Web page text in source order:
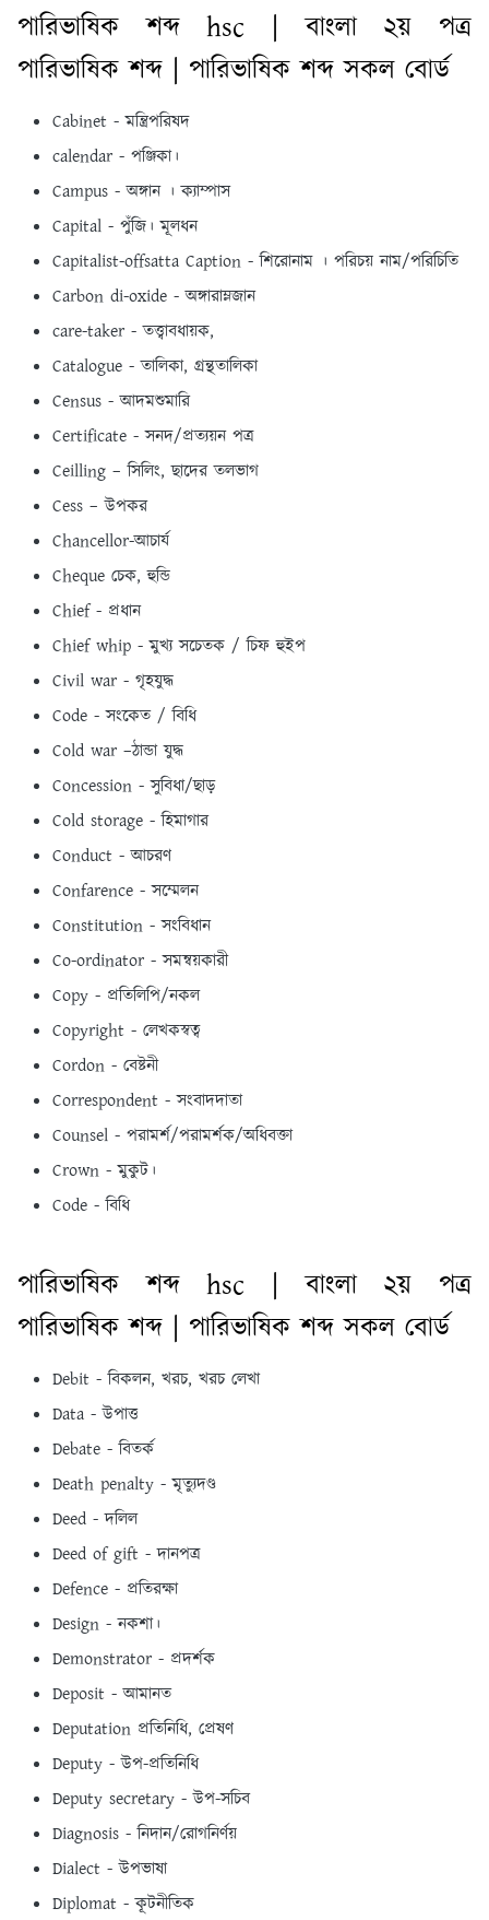
পারিভাষিক শব্দ hsc | বাংলা ২য় পত্র
পারিভাষিক শব্দ | পারিভাষিক শব্দ সকল বোর্ড
Cabinet - মন্ত্রিপরিষদ
calendar - পঞ্জিকা।
Campus - অঙ্গান । ক্যাম্পাস
Capital - পুঁজি। মূলধন
Capitalist-offsatta Caption - শিরােনাম । পরিচয় নাম/পরিচিতি
Carbon di-oxide - অঙ্গারাম্লজান
care-taker - তত্ত্বাবধায়ক,
Catalogue - তালিকা, গ্রন্থতালিকা
Census - আদমশুমারি
Certificate - সনদ/প্রত্যয়ন পত্র
Ceilling – সিলিং, ছাদের তলভাগ
Cess – উপকর
Chancellor-আচার্য
Cheque চেক, হুন্ডি
Chief - প্রধান
Chief whip - মুখ্য সচেতক / চিফ হুইপ
Civil war - গৃহযুদ্ধ
Code - সংকেত / বিধি
Cold war –ঠান্ডা যুদ্ধ
Concession - সুবিধা/ছাড়
Cold storage - হিমাগার
Conduct - আচরণ
Confarence - সম্মেলন
Constitution - সংবিধান
Co-ordinator - সমন্বয়কারী
Copy - প্রতিলিপি/নকল
Copyright - লেখকস্বত্ব
Cordon - বেষ্টনী
Correspondent - সংবাদদাতা
Counsel - পরামর্শ/পরামর্শক/অধিবক্তা
Crown - মুকুট।
Code - বিধি
পারিভাষিক শব্দ hsc | বাংলা ২য় পত্র
পারিভাষিক শব্দ | পারিভাষিক শব্দ সকল বোর্ড
Debit - বিকলন, খরচ, খরচ লেখা
Data - উপাত্ত
Debate - বিতর্ক
Death penalty - মৃত্যুদণ্ড
Deed - দলিল
Deed of gift - দানপত্র
Defence - প্রতিরক্ষা
Design - নকশা।
Demonstrator - প্রদর্শক
Deposit - আমানত
Deputation প্রতিনিধি, প্রেষণ
Deputy - উপ-প্রতিনিধি
Deputy secretary - উপ-সচিব
Diagnosis - নিদান/রােগনির্ণয়
Dialect - উপভাষা
Diplomat - কূটনীতিক